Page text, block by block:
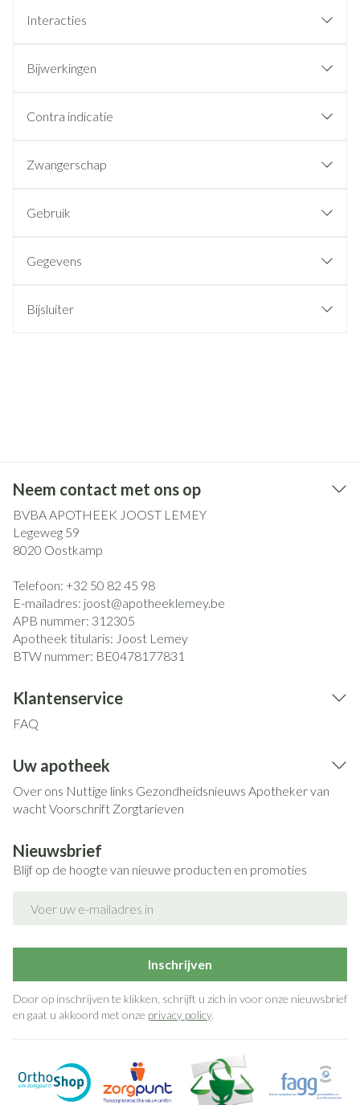
Interacties
Bijwerkingen
Contra indicatie
Zwangerschap
Gebruik
Gegevens
Bijsluiter
Neem contact met ons op
BVBA APOTHEEK JOOST LEMEY
Legeweg 59
8020 Oostkamp
Telefoon: +32 50 82 45 98
E-mailadres: joost@apotheeklemey.be
APB nummer: 312305
Apotheek titularis: Joost Lemey
BTW nummer: BE0478177831
Klantenservice
FAQ
Uw apotheek
Over ons Nuttige links Gezondheidsnieuws Apotheker van
wachtVoorschrift Zorgtarieven
Nieuwsbrief
Blijf op de hoogte van nieuwe producten en promoties
Inschrijven
Door op inschrijven te klikken, schrijft u zich in voor onze nieuwsbrief
en gaat u akkoord met onze privacy policy.